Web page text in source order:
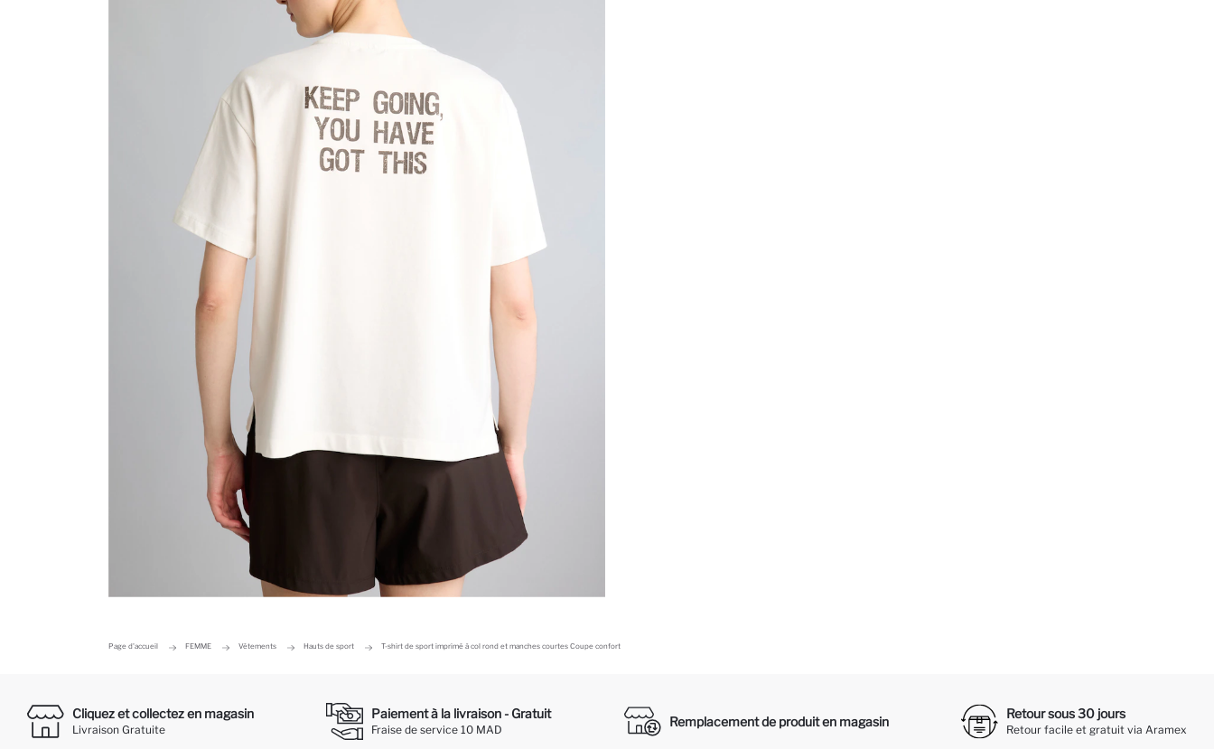
Page d'accueil FEMME Vêtements Hauts de sport T-shirt de sport imprimé à col rond et manches courtes Coupe confort
Cliquez et collectez en magasin
Livraison Gratuite
Paiement à la livraison - Gratuit
Fraise de service 10 MAD
Remplacement de produit en magasin
Retour sous 30 jours
Retour facile et gratuit via Aramex